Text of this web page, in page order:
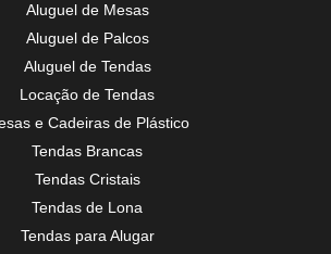
Aluguel de Mesas
Aluguel de Palcos
Aluguel de Tendas
Locação de Tendas
e Cadeiras de Plástico
Tendas Brancas
Tendas Cristais
Tendas de Lona
Tendas para Alugar